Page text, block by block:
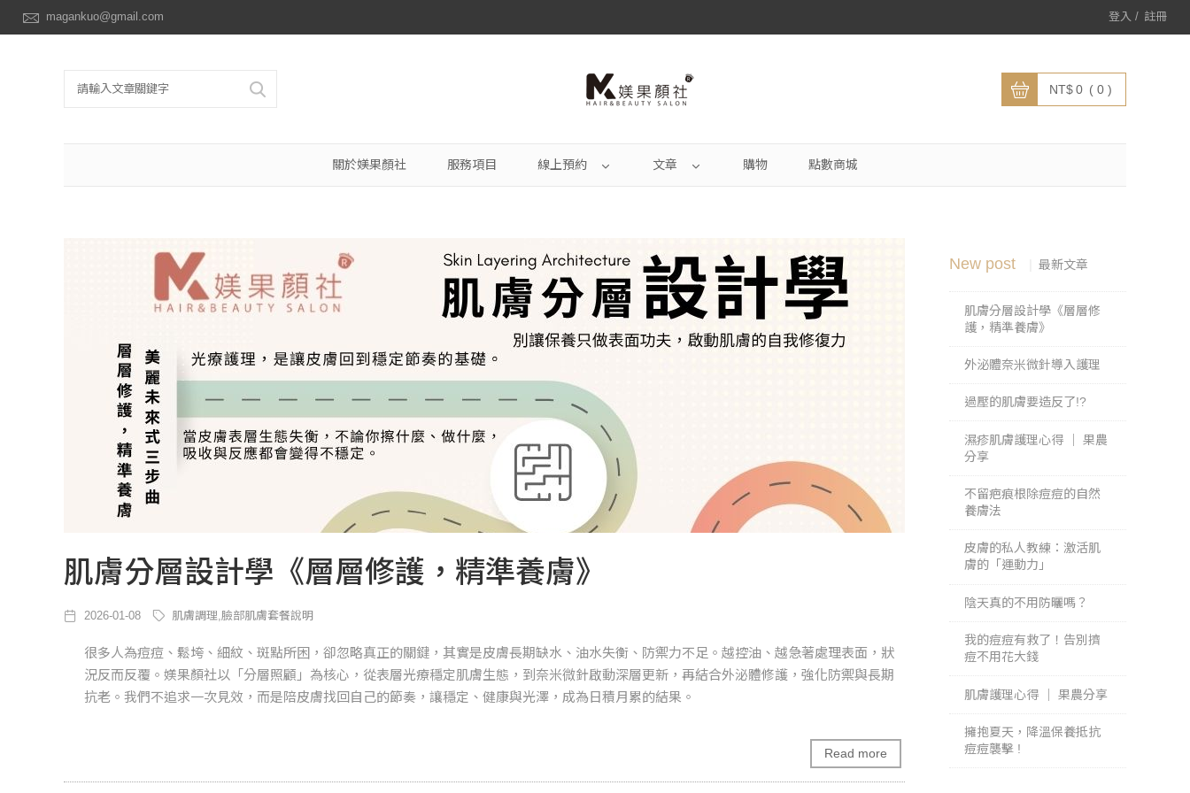
magankuo@gmail.com 登入 註冊
0 0
關於媄果顏社 服務項目 線上預約 文章 購物 點數商城
肌膚分層設計學《層層修護，精準養膚》
2026-01-08 肌膚調理,臉部肌膚套餐說明
很多人為痘痘、鬆垮、細紋、斑點所困，卻忽略真正的關鍵，其實是皮膚長期缺水、油水失衡、防禦力不足。越控油、越急著處理表面，狀
況反而反覆。媄果顏社以「分層照顧」為核心，從表層光療穩定肌膚生態，到奈米微針啟動深層更新，再結合外泌體修護，強化防禦與長期
抗老。我們不追求一次見效，而是陪皮膚找回自己的節奏，讓穩定、健康與光澤，成為日積月累的結果。
Read more
New post 最新文章
肌膚分層設計學《層層修
護，精準養膚》
外泌體奈米微針導入護理
過壓的肌膚要造反了!?
濕疹肌膚護理心得 ｜ 果農
分享
不留疤痕根除痘痘的自然
養膚法
皮膚的私人教練：激活肌
膚的「運動力」
陰天真的不用防曬嗎？
我的痘痘有救了！告別擠
痘不用花大錢
肌膚護理心得 ｜ 果農分享
擁抱夏天，降溫保養抵抗
痘痘襲擊 !